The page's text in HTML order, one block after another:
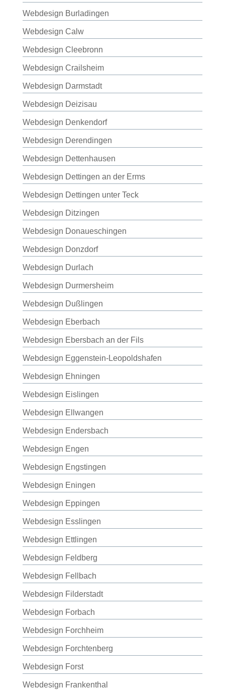
Webdesign Burladingen
Webdesign Calw
Webdesign Cleebronn
Webdesign Crailsheim
Webdesign Darmstadt
Webdesign Deizisau
Webdesign Denkendorf
Webdesign Derendingen
Webdesign Dettenhausen
Webdesign Dettingen an der Erms
Webdesign Dettingen unter Teck
Webdesign Ditzingen
Webdesign Donaueschingen
Webdesign Donzdorf
Webdesign Durlach
Webdesign Durmersheim
Webdesign Dußlingen
Webdesign Eberbach
Webdesign Ebersbach an der Fils
Webdesign Eggenstein-Leopoldshafen
Webdesign Ehningen
Webdesign Eislingen
Webdesign Ellwangen
Webdesign Endersbach
Webdesign Engen
Webdesign Engstingen
Webdesign Eningen
Webdesign Eppingen
Webdesign Esslingen
Webdesign Ettlingen
Webdesign Feldberg
Webdesign Fellbach
Webdesign Filderstadt
Webdesign Forbach
Webdesign Forchheim
Webdesign Forchtenberg
Webdesign Forst
Webdesign Frankenthal